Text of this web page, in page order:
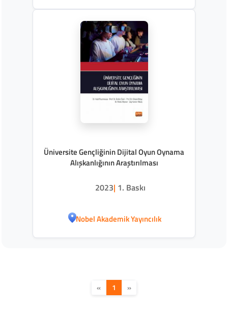
Üniversite Gençliğinin Dijital Oyun Oynama
Alışkanlığının Araştırılması
2023| 1. Baskı
Nobel Akademik Yayıncılık
« 1 »